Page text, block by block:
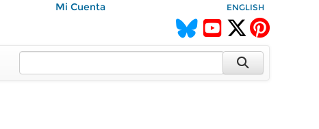
Mi Cuenta ENGLISH